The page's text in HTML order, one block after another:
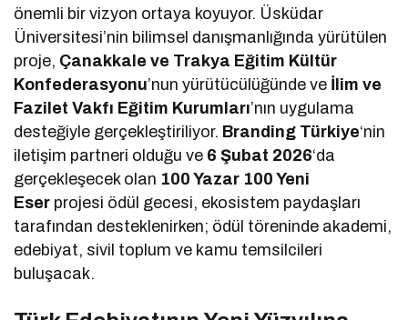
önemli bir vizyon ortaya koyuyor. Üsküdar
Üniversitesi’nin bilimsel danışmanlığında yürütülen
proje, Çanakkale ve Trakya Eğitim Kültür
Konfederasyonu’nun yürütücülüğünde ve İlim ve
Fazilet Vakfı Eğitim Kurumları’nın uygulama
desteğiyle gerçekleştiriliyor. Branding Türkiye‘nin
iletişim partneri olduğu ve 6 Şubat 2026‘da
gerçekleşecek olan 100 Yazar 100 Yeni
Eser projesi ödül gecesi, ekosistem paydaşları
tarafından desteklenirken; ödül töreninde akademi,
edebiyat, sivil toplum ve kamu temsilcileri
buluşacak.